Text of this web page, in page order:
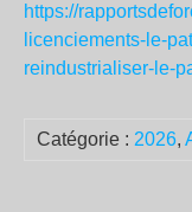
https://
licenciements-le-
reindustrialiser-le-
Catégorie : 2026,